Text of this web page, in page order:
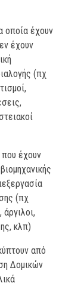
οποία έχουν
έχουν
(πχ
που έχουν
(πχ
κλπ)
από
Δομικών